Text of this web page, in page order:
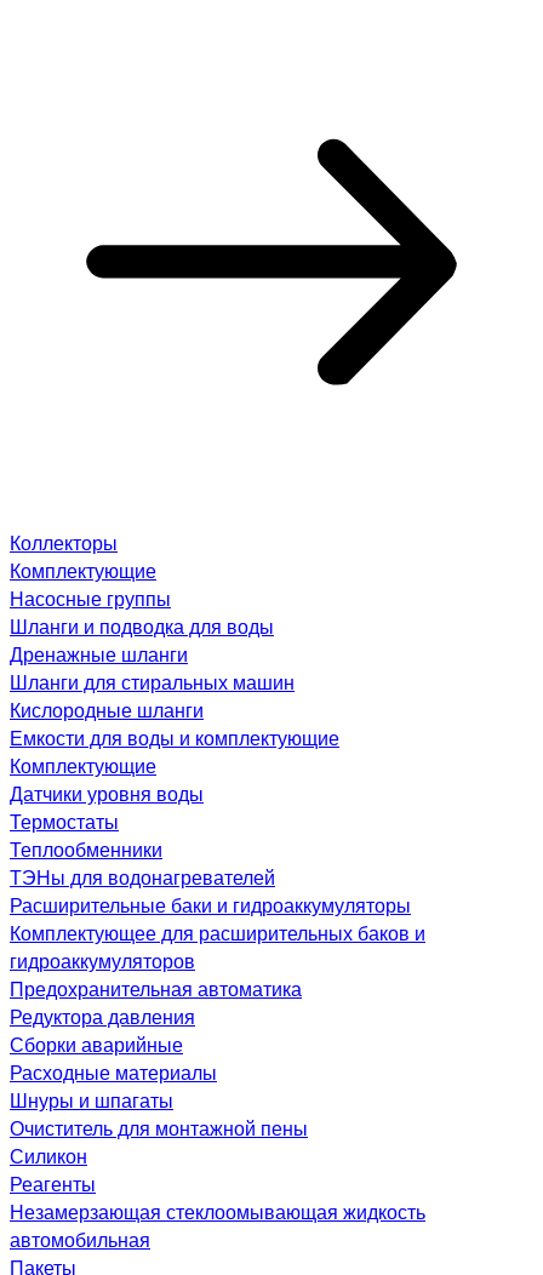
Коллекторы
Комплектующие
Насосные группы
Шланги и подводка для воды
Дренажные шланги
Шланги для стиральных машин
Кислородные шланги
Емкости для воды и комплектующие
Комплектующие
Датчики уровня воды
Термостаты
Теплообменники
ТЭНы для водонагревателей
Расширительные баки и гидроаккумуляторы
Комплектующее для расширительных баков и
гидроаккумуляторов
Предохранительная автоматика
Редуктора давления
Сборки аварийные
Расходные материалы
Шнуры и шпагаты
Очиститель для монтажной пены
Силикон
Реагенты
Незамерзающая стеклоомывающая жидкость
автомобильная
Пакеты